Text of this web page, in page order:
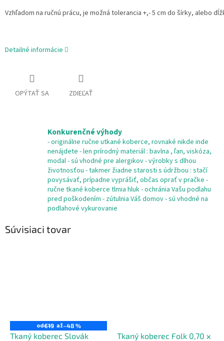
Vzhľadom na ručnú prácu, je možná tolerancia +,- 5 cm do šírky, alebo
Detailné informácie
OPÝTAŤ SA ZDIEĽAŤ
Konkurenčné výhody
- originálne ručne utkané koberce, rovnaké nikde inde
nenájdete - len prírodný materiál : bavlna , ľan, viskóza,
modal - sú vhodné pre alergikov - výrobky s dlhou
životnosťou - takmer žiadne starosti s údržbou : stačí
povysávať, prípadne vyprášiť, občas oprať v pračke -
ručne tkané koberce tlmia hluk - ochránia Vašu podlahu
pred poškodením - zútulnia Váš domov - sú vhodné na
podlahové vykurovanie
Súvisiaci tovar
od€19 až–48 %
Tkaný koberec Slovák
Tkaný koberec Folk 0,70 x